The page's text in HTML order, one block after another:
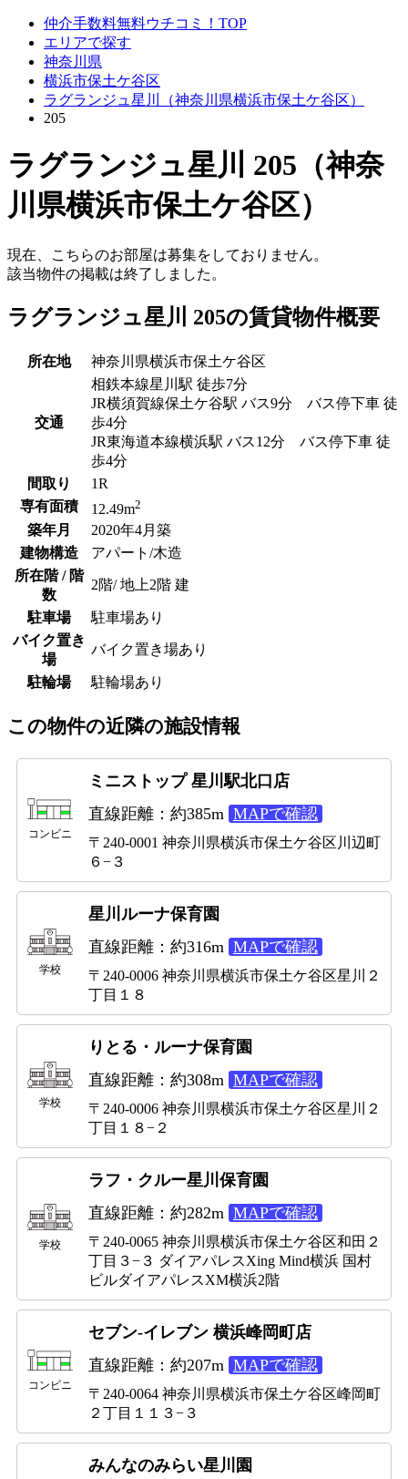
仲介手数料無料ウチコミ！TOP
エリアで探す
神奈川県
横浜市保土ケ谷区
ラグランジュ星川（神奈川県横浜市保土ケ谷区）
205
ラグランジュ星川 205（神奈
川県横浜市保土ケ谷区）
現在、こちらのお部屋は募集をしておりません。
該当物件の掲載は終了しました。
ラグランジュ星川 205の賃貸物件概要
所在地 神奈川県横浜市保土ケ谷区
交通
相鉄本線星川駅 徒歩7分
JR横須賀線保土ケ谷駅 バス9分 バス停下車 徒
歩4分
JR東海道本線横浜駅 バス12分 バス停下車 徒
歩4分
間取り
1R
専有面積
12.49m2
築年月
2020年4月築
建物構造
アパート/木造
所在階 / 階
数
2階/ 地上2階 建
駐車場
駐車場あり
バイク置き
場
バイク置き場あり
駐輪場 駐輪場あり
この物件の近隣の施設情報
コンビニ
ミニストップ 星川駅北口店
直線距離：約385m MAPで確認
〒240-0001 神奈川県横浜市保土ケ谷区川辺町
６−３
学校
星川ルーナ保育園
直線距離：約316m MAPで確認
〒240-0006 神奈川県横浜市保土ケ谷区星川２
丁目１８
学校
りとる・ルーナ保育園
直線距離：約308m MAPで確認
〒240-0006 神奈川県横浜市保土ケ谷区星川２
丁目１８−２
学校
ラフ・クルー星川保育園
直線距離：約282m MAPで確認
〒240-0065 神奈川県横浜市保土ケ谷区和田２
丁目３−３ ダイアパレスXing Mind横浜 国村
ビルダイアパレスXM横浜2階
コンビニ
セブン-イレブン 横浜峰岡町店
直線距離：約207m MAPで確認
〒240-0064 神奈川県横浜市保土ケ谷区峰岡町
２丁目１１３−３
みんなのみらい星川園